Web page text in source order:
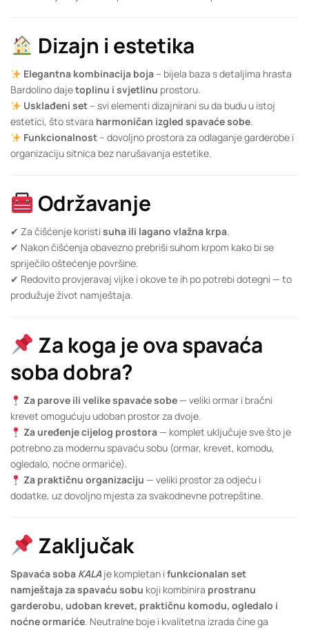
Dizajn i estetika
Elegantna kombinacija boja– bijela baza s detaljima hrasta
Bardolino dajetoplinu i svjetlinu prostoru.
Usklađeni set– svi elementi dizajnirani su da budu u istoj
estetici, što stvara harmoničan izgled spavaće sobe.
Funkcionalnost– dovoljno prostora za odlaganje garderobe i
organizaciju sitnica bez narušavanja estetike.
Održavanje
✔ Za čišćenje koristi suha ili lagano vlažna krpa.
✔ Nakon čišćenja obavezno prebriši suhom krpom kako bi se
spriječilo oštećenje površine.
✔ Redovito provjeravaj vijke i okove te ih po potrebi dotegni — to
produžuje život namještaja.
Za koga je ova spavaća
soba dobra?
Za parove ili velike spavaće sobe— veliki ormar i bračni
krevet omogućuju udoban prostor za dvoje.
Za uređenje cijelog prostora— komplet uključuje sve što je
potrebno za modernu spavaću sobu (ormar, krevet, komodu,
ogledalo, noćne ormariće).
Za praktičnu organizaciju — veliki prostor za odjeću i
dodatke, uz dovoljno mjesta za svakodnevne potrepštine.
Zaključak
Spavaća soba KALA je kompletan i funkcionalan set
namještaja za spavaću sobu koji kombinira prostranu
garderobu, udoban krevet, praktičnu komodu, ogledalo i
noćne ormariće. Neutralne boje i kvalitetna izrada čine ga